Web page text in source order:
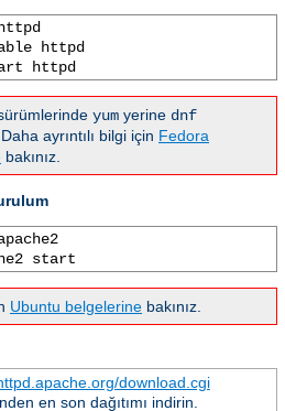
httpd
httpd
yum yerine dnf
. Daha ayrıntılı bilgi için Fedora
bakınız.
start
Ubuntu belgelerine bakınız.
download.cgi
en son dağıtımı indirin.